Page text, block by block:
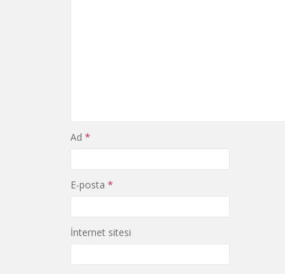
Ad *
E-posta *
İnternet sitesi